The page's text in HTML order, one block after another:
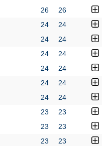
26
26
24
24
24
24
24
24
24
24
24
24
24
24
23
23
23
23
23
23